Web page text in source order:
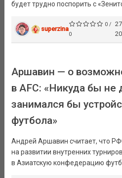
будет трудно поспорить с
superzina
0 /
0
Аршавин — о
в AFC: «Никуда бы не
занимался бы
футбола»
Андрей Аршавин считает, что
на развитии внутренних
в Азиатскую конфедерацию